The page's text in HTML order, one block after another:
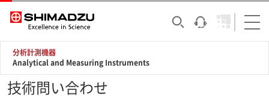
分析計測機器
Analytical and Measuring Instruments
技術問い合わせ